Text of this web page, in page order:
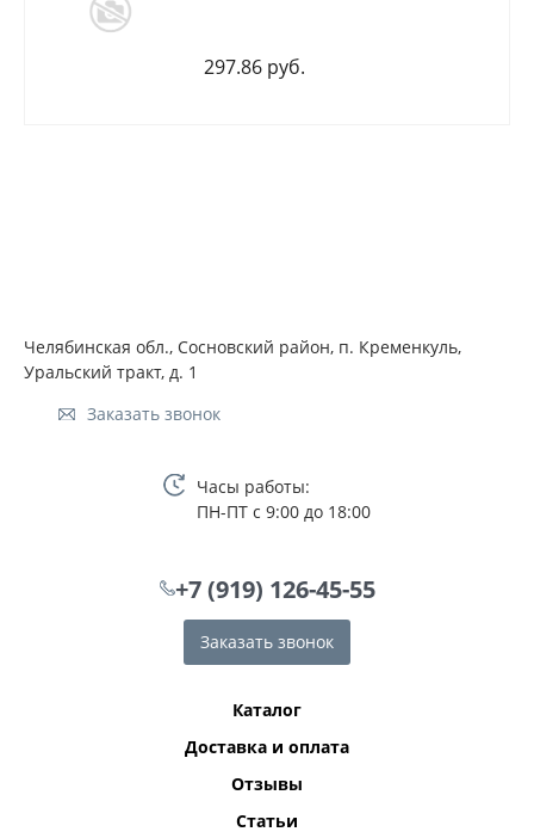
297.86 руб.
Челябинская обл., Сосновский район, п. Кременкуль,
Уральский тракт, д. 1
Заказать звонок
Часы работы:
ПН-ПТ с 9:00 до 18:00
+7 (919) 126-45-55
Заказать звонок
Каталог
Доставка и оплата
Отзывы
Статьи